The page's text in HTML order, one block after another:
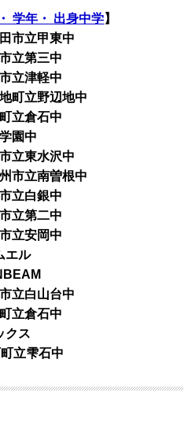
学年・ 出身中学】
市立甲東中
立第三中
立津軽中
町立野辺地中
立倉石中
園中
立東水沢中
市立南曽根中
立白銀中
立第二中
立安岡中
エル
立白山台中
立倉石中
クス
石中